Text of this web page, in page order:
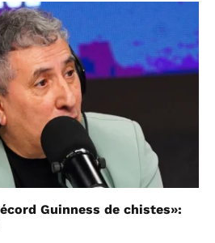
Guinness de chistes»: